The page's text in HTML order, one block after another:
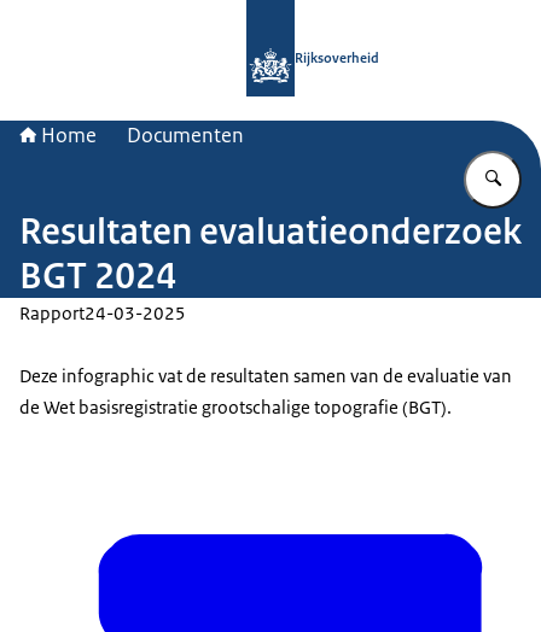
Rijksoverheid
Home Documenten
Resultaten evaluatieonderzoek
BGT 2024
Rapport24-03-2025
Deze infographic vat de resultaten samen van de evaluatie van
de Wet basisregistratie grootschalige topografie (BGT).